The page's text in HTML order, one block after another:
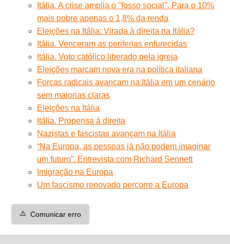
Itália. A crise amplia o "fosso social". Para o 10%
mais pobre apenas o 1,8% da renda
Eleições na Itália: Virada à direita na Itália?
Itália. Venceram as periferias enfurecidas
Itália. Voto católico liberado pela igreja
Eleições marcam nova era na política italiana
Forças radicais avançam na Itália em um cenário
sem maiorias claras
Eleições na Itália
Itália. Propensa à direita
Nazistas e fascistas avançam na Itália
“Na Europa, as pessoas já não podem imaginar
um futuro”. Entrevista com Richard Sennett
Imigração na Europa
Um fascismo renovado percorre a Europa
⚠️ Comunicar erro